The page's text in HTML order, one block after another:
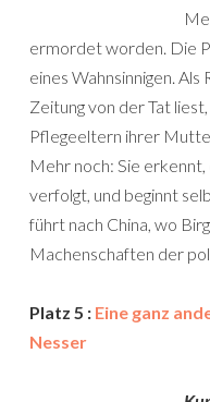
ermordet worden. Die
eines Wahnsinnigen.
Zeitung von der Tat
Pflegeeltern ihrer
Mehr noch: Sie
verfolgt, und beginnt
führt nach China, wo
Machenschaften der
Platz 5 : Eine ganz
Nesser